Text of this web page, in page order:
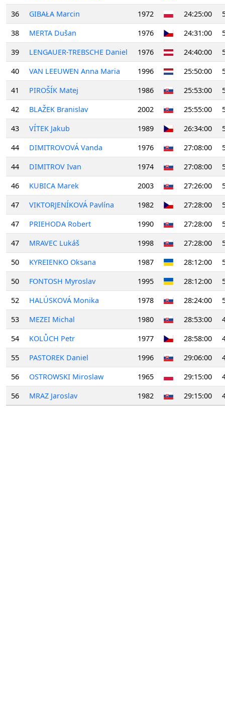
36
GIBAŁA Marcin 1972 24:25:00
38
MERTA Dušan 1976 24:31:00
39
LENGAUER-TREBSCHE Daniel 1976 24:40:00
40
VAN LEEUWEN Anna Maria 1996 25:50:00
41
PIROŠÍK Matej 1986 25:53:00
42
BLAŽEK Branislav 2002 25:55:00
43
VÍTEK Jakub 1989 26:34:00
44
DIMITROVOVÁ Vanda 1976 27:08:00
44
DIMITROV Ivan 1974 27:08:00
46
KUBICA Marek 2003 27:26:00
47
VIKTORJENÍKOVÁ Pavlína 1982 27:28:00
47
PRIEHODA Robert 1990 27:28:00
47
MRAVEC Lukáš 1998 27:28:00
50
KYREIENKO Oksana 1987 28:12:00
50
FONTOSH Myroslav 1995 28:12:00
52
HALÚSKOVÁ Monika 1978 28:24:00
53
MEZEI Michal 1980 28:53:00
54
KOLŮCH Petr 1977 28:58:00
55
PASTOREK Daniel 1996 29:06:00
56
OSTROWSKI Miroslaw 1965 29:15:00
56
MRAZ Jaroslav 1982 29:15:00